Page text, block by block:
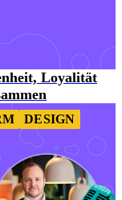
Loyalität
DESIGN